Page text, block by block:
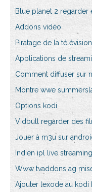
Blue planet 2 regarder
Addons vidéo
Piratage de la
Applications de
Comment diffuser sur
Montre wwe
Options kodi
Vidbull regarder des
Jouer à m3u sur
Indien ipl live streaming
Www tvaddons ag
Ajouter lexode au kodi